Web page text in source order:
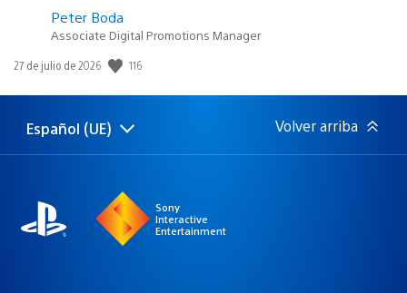
Peter Boda
Associate Digital Promotions Manager
Fecha
publicación:
27 de julio de 2026 116
Selecciona
una
Región
actual:
Español (UE) Volver arriba
Sony
Interactive
Entertainment